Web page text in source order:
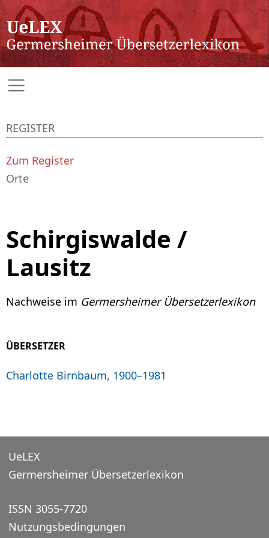
Schirgiswalde /
Lausitz
Nachweise im Germersheimer Übersetzerlexikon
ÜBERSETZER
Charlotte Birnbaum, 1900–1981
REGISTER
Zum Register
Orte
UeLEX
Germersheimer Übersetzerlexikon
ISSN 3055-7720
Nutzungsbedingungen